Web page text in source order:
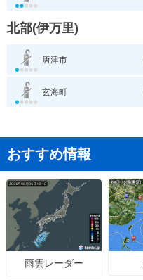
北部(伊万里)
唐津市
玄海町
おすすめ情報
雨雲レーダー